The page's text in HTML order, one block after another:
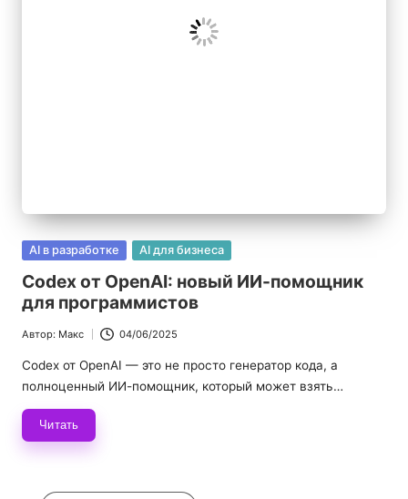
р
о
И
И
Опубликовано
AI в разработке AI для бизнеса
Codex от OpenAI: новый ИИ-помощник
для программистов
Запись
от
Автор: Макс 04/06/2025
Codex от OpenAI — это не просто генератор кода, а
полноценный ИИ-помощник, который может взять…
Читать